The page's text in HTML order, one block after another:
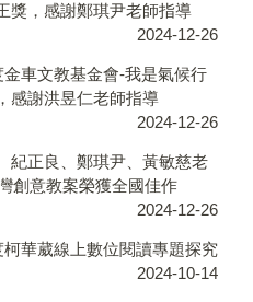
獎，感謝鄭琪尹老師指導
2024-12-26
車文教基金會-我是氣候行
感謝洪昱仁老師指導
2024-12-26
紀正良、鄭琪尹、黃敏慈老
創意教案榮獲全國佳作
2024-12-26
華葳線上數位閱讀專題探究
2024-10-14